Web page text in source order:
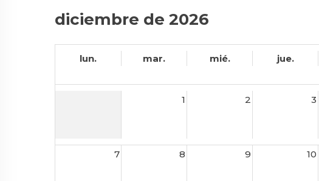
diciembre de 2026
lun. mar. mié. jue.
1 2 3
7 8 9 10